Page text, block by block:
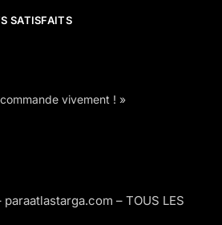
SATISFAITS
vivement ! »
– TOUS LES